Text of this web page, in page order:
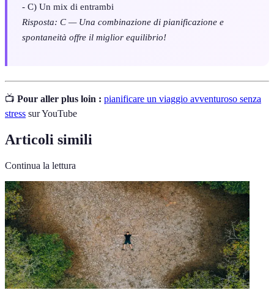
- C) Un mix di entrambi
Risposta: C — Una combinazione di pianificazione e
spontaneità offre il miglior equilibrio!
📺 Pour aller plus loin : pianificare un viaggio avventuroso senza
stress sur YouTube
Articoli simili
Continua la lettura